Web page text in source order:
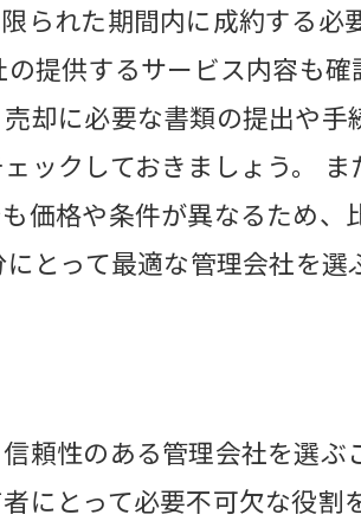
られた期間内に成約する
提供するサービス内容も
却に必要な書類の提出や
ックしておきましょう。
価格や条件が異なるため
とって最適な管理会社を選
頼性のある管理会社を選
にとって必要不可欠な役